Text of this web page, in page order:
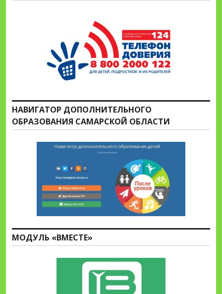
НАВИГАТОР ДОПОЛНИТЕЛЬНОГО
ОБРАЗОВАНИЯ САМАРСКОЙ ОБЛАСТИ
МОДУЛЬ «ВМЕСТЕ»